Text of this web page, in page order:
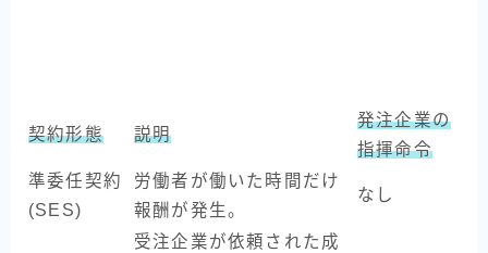
契約形態 説明
発注企業の
指揮命令
準委任契約
(SES)
労働者が働いた時間だけ
報酬が発生。
なし
受注企業が依頼された成